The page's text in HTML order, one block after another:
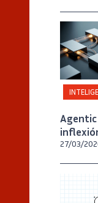
Generado
27/03/